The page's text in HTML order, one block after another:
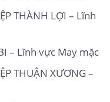
THÀNH LỢI – Lĩnh
– Lĩnh vực May mặc
THUẬN XƯƠNG –